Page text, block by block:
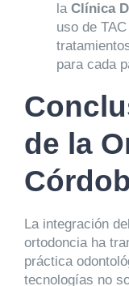
la Clínica
uso de
para cada
de la
La integración del
ortodoncia ha
práctica
tecnologías no